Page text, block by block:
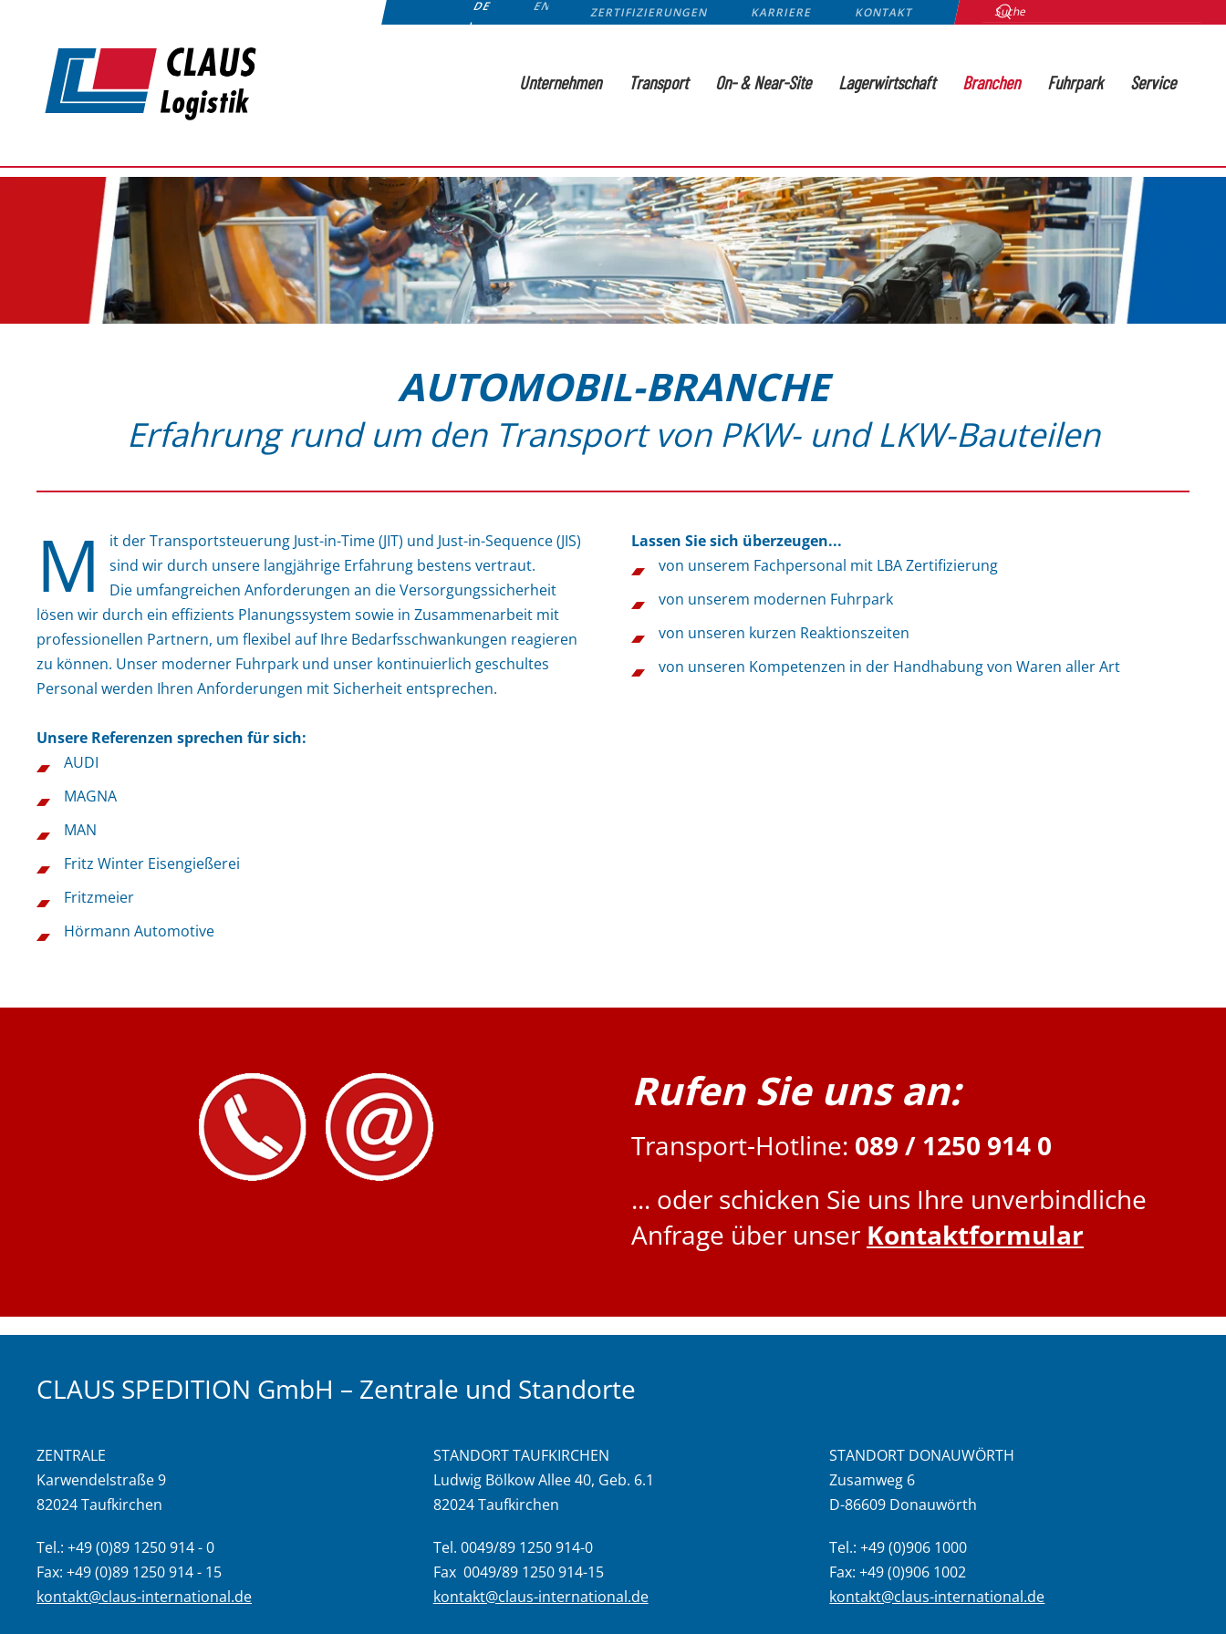
Zum Hauptinhalt springen
DE EN ZERTIFIZIERUNGEN KARRIERE KONTAKT
Unternehmen Transport On- & Near-Site Lagerwirtschaft Branchen Fuhrpark Service
AUTOMOBIL-BRANCHE
Erfahrung rund um den Transport von PKW- und LKW-Bauteilen
M
it der Transportsteuerung Just-in-Time (JIT) und Just-in-Sequence (JIS)
sind wir durch unsere langjährige Erfahrung bestens vertraut.
Die umfangreichen Anforderungen an die Versorgungssicherheit
lösen wir durch ein effizients Planungssystem sowie in Zusammenarbeit mit
professionellen Partnern, um flexibel auf Ihre Bedarfsschwankungen reagieren
zu können. Unser moderner Fuhrpark und unser kontinuierlich geschultes
Personal werden Ihren Anforderungen mit Sicherheit entsprechen.
Unsere Referenzen sprechen für sich:
AUDI
MAGNA
MAN
Fritz Winter Eisengießerei
Fritzmeier
Hörmann Automotive
Lassen Sie sich überzeugen...
von unserem Fachpersonal mit LBA Zertifizierung
von unserem modernen Fuhrpark
von unseren kurzen Reaktionszeiten
von unseren Kompetenzen in der Handhabung von Waren aller Art
Rufen Sie uns an:
Transport-Hotline: 089 / 1250 914 0
... oder schicken Sie uns Ihre unverbindliche
Anfrage über unser Kontaktformular
CLAUS SPEDITION GmbH – Zentrale und Standorte
ZENTRALE
Karwendelstraße 9
82024 Taufkirchen
Tel.: +49 (0)89 1250 914 - 0
Fax: +49 (0)89 1250 914 - 15
kontakt@claus-international.de
STANDORT TAUFKIRCHEN
Ludwig Bölkow Allee 40, Geb. 6.1
82024 Taufkirchen
Tel. 0049/89 1250 914-0
Fax 0049/89 1250 914-15
kontakt@claus-international.de
STANDORT DONAUWÖRTH
Zusamweg 6
D-86609 Donauwörth
Tel.: +49 (0)906 1000
Fax: +49 (0)906 1002
kontakt@claus-international.de